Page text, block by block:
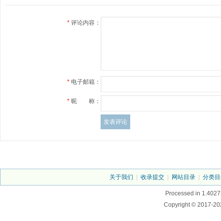
* 评论内容：
* 电子邮箱：
* 昵 称：
关于我们 收录提交 网站目录 分类
Processed in
Copyright © 2017-